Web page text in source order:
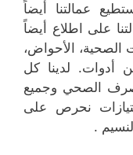
عمالتنا أيضاً
على اطلاع أيضاً
الصحية، الأحواض،
أدوات. لدينا كل
الصحي وجميع
نحرص على
.